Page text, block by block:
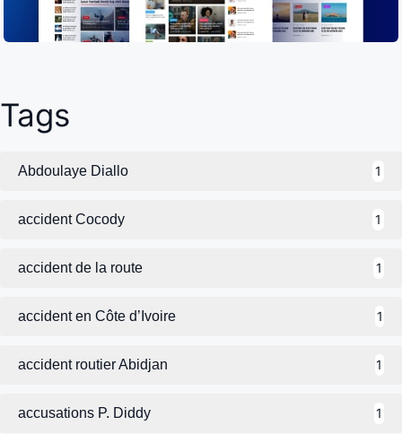
Tags
Abdoulaye Diallo 1
accident Cocody 1
accident de la route 1
accident en Côte d’Ivoire 1
accident routier Abidjan 1
accusations P. Diddy 1